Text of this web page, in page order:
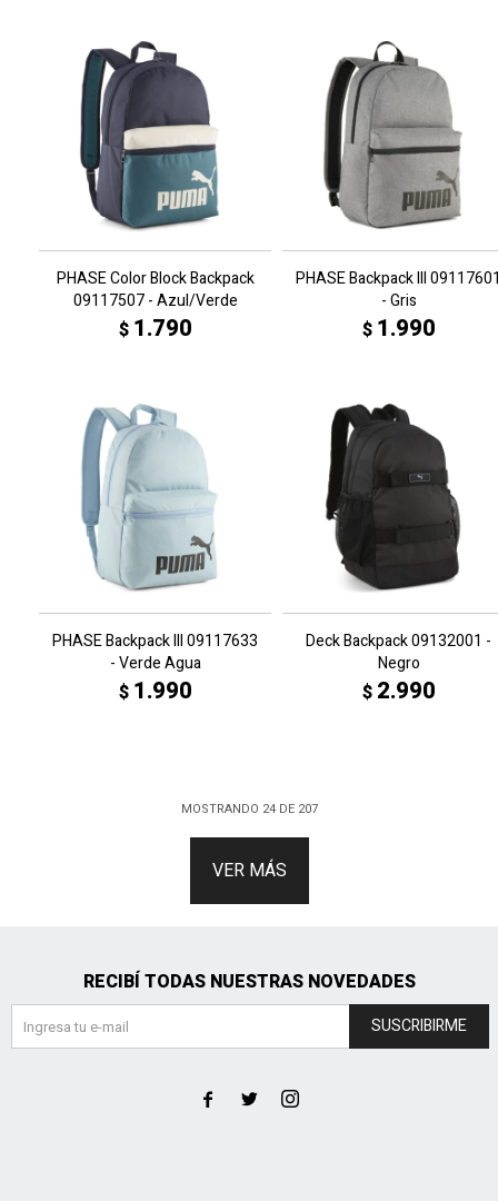
PHASE Color Block Backpack
09117507 - Azul/Verde
$ 1.790
PHASE Backpack III
- Gris
$ 1.990
PHASE Backpack III 09117633
- Verde Agua
$ 1.990
Deck Backpack 09132001 -
Negro
$ 2.990
MOSTRANDO 24DE 207
VER MÁS
RECIBÍ TODAS NUESTRAS NOVEDADES
SUSCRIBIRME
  